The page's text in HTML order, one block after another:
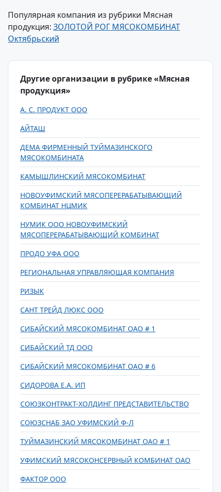
Популярная компания из рубрики Мясная
продукция: ЗОЛОТОЙ РОГ МЯСОКОМБИНАТ
Октябрьский
Другие организации в рубрике «Мясная
продукция»
А. С. ПРОДУКТ ООО
АЙТАШ
ДЕМА ФИРМЕННЫЙ ТУЙМАЗИНСКОГО
МЯСОКОМБИНАТА
КАМЫШЛИНСКИЙ МЯСОКОМБИНАТ
НОВОУФИМСКИЙ МЯСОПЕРЕРАБАТЫВАЮЩИЙ
КОМБИНАТ НЦМИК
НУМИК ООО НОВОУФИМСКИЙ
МЯСОПЕРЕРАБАТЫВАЮЩИЙ КОМБИНАТ
ПРОДО УФА ООО
РЕГИОНАЛЬНАЯ УПРАВЛЯЮЩАЯ КОМПАНИЯ
РИЗЫК
САНТ ТРЕЙД ЛЮКС ООО
СИБАЙСКИЙ МЯСОКОМБИНАТ ОАО # 1
СИБАЙСКИЙ ТД ООО
СИБАЙСКИЙ МЯСОКОМБИНАТ ОАО # 6
СИДОРОВА Е.А. ИП
СОЮЗКОНТРАКТ-ХОЛДИНГ ПРЕДСТАВИТЕЛЬСТВО
СОЮЗСНАБ ЗАО УФИМСКИЙ Ф-Л
ТУЙМАЗИНСКИЙ МЯСОКОМБИНАТ ОАО # 1
УФИМСКИЙ МЯСОКОНСЕРВНЫЙ КОМБИНАТ ОАО
ФАКТОР ООО